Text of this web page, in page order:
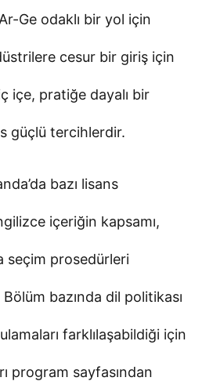
Ge odaklı bir yol için
cesur bir giriş için
içe, pratiğe dayalı bir
güçlü tercihlerdir.
bazı lisans
içeriğin kapsamı,
seçim prosedürleri
bazında dil politikası
farklılaşabildiği için
program sayfasından